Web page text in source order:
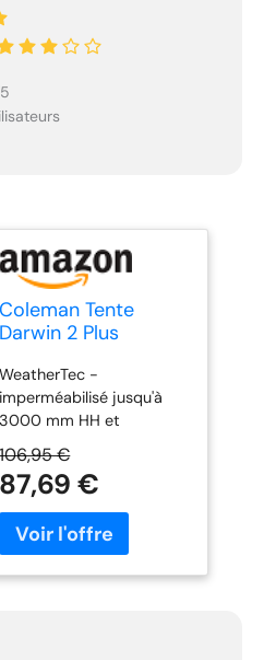
Coleman Tente
Darwin 2 Plus
WeatherTec -
imperméabilisé jusqu'à
3000 mm HH et
coutures scellées pour
garantir que votre tente
reste bien au sec Tapis de
sol entièrement cousu -
protège l'intérieur de la
tente des insectes et de
l'eau, pour un niveau de
106,95 €
87,69 €